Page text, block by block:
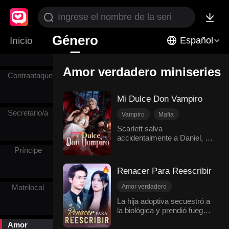
Inicio Género Español
Consentida
Contraataque
Secretario/a
Príncipe
Matrilocal
Amor
Amor verdadero miniseries
Mi Dulce Don Vampiro
Vampiro
Mafia
Identidad oculta
Amor verdadero
Scarlett salva
accidentalmente a Daniel, un
vampiro. La sangre única de
ella atrae a cazadores, pero
Daniel la protege
oculta su verdadera
naturaleza debido a los
Renacer Para Reescribir
Amor verdadero
Contraataque
Final Feliz
Renacimiento
La hija adoptiva secuestró a
la biológica y prendió fuego.